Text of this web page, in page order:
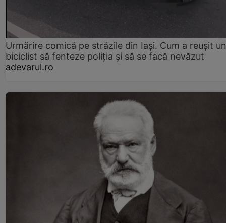
Urmărire comică pe străzile din Iași. Cum a reușit un
biciclist să fenteze poliția și să se facă nevăzut
adevarul.ro